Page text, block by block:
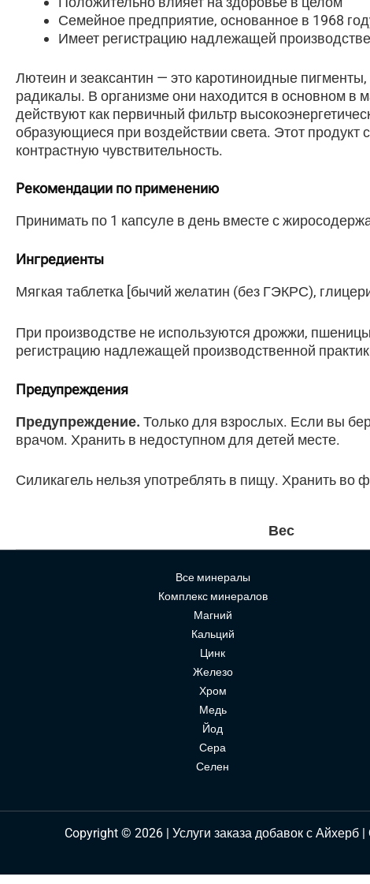
Семейное предприятие, основанное в 1968
Имеет регистрацию надлежащей
Лютеин и зеаксантин — это каротиноидные
радикалы. В организме они находится в основном в
действуют как первичный фильтр
образующиеся при воздействии света. Этот продукт
контрастную чувствительность.
Рекомендации по применению
Принимать по 1 капсуле в день вместе с
Ингредиенты
Мягкая таблетка [бычий желатин (без ГЭКРС),
При производстве не используются дрожжи,
регистрацию надлежащей производственной
Предупреждения
Предупреждение. Только для взрослых. Если вы
врачом. Хранить в недоступном для детей месте.
Силикагель нельзя употреблять в пищу. Хранить во
Вес
Все минералы
Комплекс минералов
Магний
Кальций
Цинк
Железо
Хром
Медь
Йод
Сера
Селен
Copyright © 2026 | Услуги заказа добавок с Айхерб |